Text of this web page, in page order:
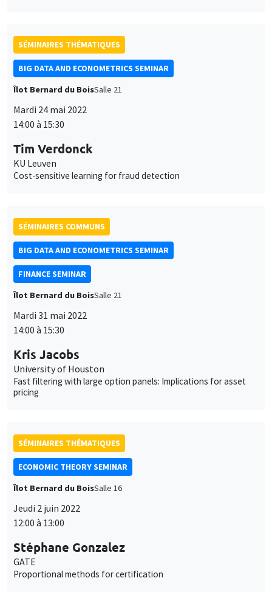
SÉMINAIRES THÉMATIQUES
BIG DATA AND ECONOMETRICS SEMINAR
Îlot Bernard du BoisSalle 21
Mardi 24 mai 2022
14:00 à 15:30
Tim Verdonck
KU Leuven
Cost-sensitive learning for fraud detection
SÉMINAIRES COMMUNS
BIG DATA AND ECONOMETRICS SEMINAR
FINANCE SEMINAR
Îlot Bernard du BoisSalle 21
Mardi 31 mai 2022
14:00 à 15:30
Kris Jacobs
University of Houston
Fast filtering with large option panels: Implications for asset
pricing
SÉMINAIRES THÉMATIQUES
ECONOMIC THEORY SEMINAR
Îlot Bernard du BoisSalle 16
Jeudi 2 juin 2022
12:00 à 13:00
Stéphane Gonzalez
GATE
Proportional methods for certification